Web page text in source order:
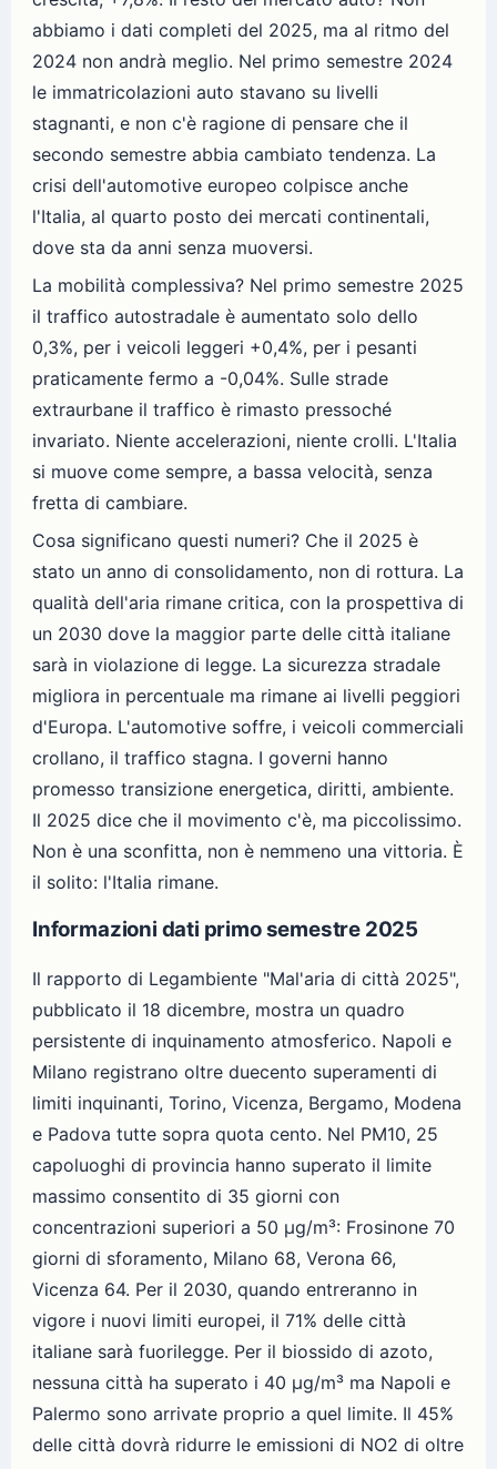
abbiamo i dati completi del 2025, ma al ritmo del
2024 non andrà meglio. Nel primo semestre 2024
le immatricolazioni auto stavano su livelli
stagnanti, e non c'è ragione di pensare che il
secondo semestre abbia cambiato tendenza. La
crisi dell'automotive europeo colpisce anche
l'Italia, al quarto posto dei mercati continentali,
dove sta da anni senza muoversi.
La mobilità complessiva? Nel primo semestre 2025
il traffico autostradale è aumentato solo dello
0,3%, per i veicoli leggeri +0,4%, per i pesanti
praticamente fermo a -0,04%. Sulle strade
extraurbane il traffico è rimasto pressoché
invariato. Niente accelerazioni, niente crolli. L'Italia
si muove come sempre, a bassa velocità, senza
fretta di cambiare.
Cosa significano questi numeri? Che il 2025 è
stato un anno di consolidamento, non di rottura. La
qualità dell'aria rimane critica, con la prospettiva di
un 2030 dove la maggior parte delle città italiane
sarà in violazione di legge. La sicurezza stradale
migliora in percentuale ma rimane ai livelli peggiori
d'Europa. L'automotive soffre, i veicoli commerciali
crollano, il traffico stagna. I governi hanno
promesso transizione energetica, diritti, ambiente.
Il 2025 dice che il movimento c'è, ma piccolissimo.
Non è una sconfitta, non è nemmeno una vittoria. È
il solito: l'Italia rimane.
Informazioni dati primo semestre 2025
Il rapporto di Legambiente "Mal'aria di città 2025",
pubblicato il 18 dicembre, mostra un quadro
persistente di inquinamento atmosferico. Napoli e
Milano registrano oltre duecento superamenti di
limiti inquinanti, Torino, Vicenza, Bergamo, Modena
e Padova tutte sopra quota cento. Nel PM10, 25
capoluoghi di provincia hanno superato il limite
massimo consentito di 35 giorni con
concentrazioni superiori a 50 µg/m³: Frosinone 70
giorni di sforamento, Milano 68, Verona 66,
Vicenza 64. Per il 2030, quando entreranno in
vigore i nuovi limiti europei, il 71% delle città
italiane sarà fuorilegge. Per il biossido di azoto,
nessuna città ha superato i 40 µg/m³ ma Napoli e
Palermo sono arrivate proprio a quel limite. Il 45%
delle città dovrà ridurre le emissioni di NO2 di oltre